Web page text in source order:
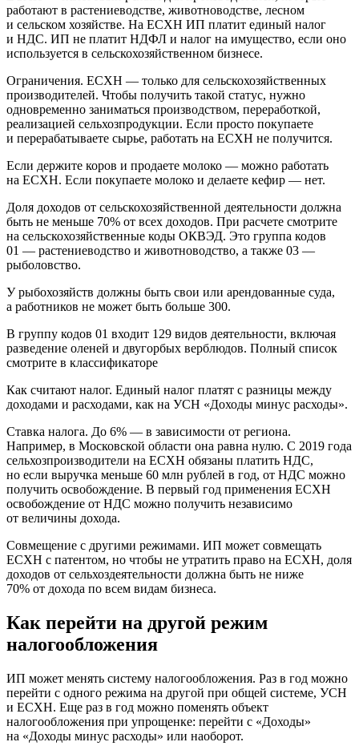
работают в растениеводстве, животноводстве, лесном
и сельском хозяйстве. На ЕСХН ИП платит единый налог
и НДС. ИП не платит НДФЛ и налог на имущество, если оно
используется в сельскохозяйственном бизнесе.
Ограничения. ЕСХН — только для сельскохозяйственных
производителей. Чтобы получить такой статус, нужно
одновременно заниматься производством, переработкой,
реализацией сельхозпродукции. Если просто покупаете
и перерабатываете сырье, работать на ЕСХН не получится.
Если держите коров и продаете молоко — можно работать
на ЕСХН. Если покупаете молоко и делаете кефир — нет.
Доля доходов от сельскохозяйственной деятельности должна
быть не меньше 70% от всех доходов. При расчете смотрите
на сельскохозяйственные коды ОКВЭД. Это группа кодов
01 — растениеводство и животноводство, а также 03 —
рыболовство.
У рыбохозяйств должны быть свои или арендованные суда,
а работников не может быть больше 300.
В группу кодов 01 входит 129 видов деятельности, включая
разведение оленей и двугорбых верблюдов. Полный список
смотрите в классификаторе
Как считают налог. Единый налог платят с разницы между
доходами и расходами, как на УСН «Доходы минус расходы».
Ставка налога. До 6% — в зависимости от региона.
Например, в Московской области она равна нулю. С 2019 года
сельхозпроизводители на ЕСХН обязаны платить НДС,
но если выручка меньше 60 млн рублей в год, от НДС можно
получить освобождение. В первый год применения ЕСХН
освобождение от НДС можно получить независимо
от величины дохода.
Совмещение с другими режимами. ИП может совмещать
ЕСХН с патентом, но чтобы не утратить право на ЕСХН, доля
доходов от сельхоздеятельности должна быть не ниже
70% от дохода по всем видам бизнеса.
Как перейти на другой режим
налогообложения
ИП может менять систему налогообложения. Раз в год можно
перейти с одного режима на другой при общей системе, УСН
и ЕСХН. Еще раз в год можно поменять объект
налогообложения при упрощенке: перейти с «Доходы»
на «Доходы минус расходы» или наоборот.